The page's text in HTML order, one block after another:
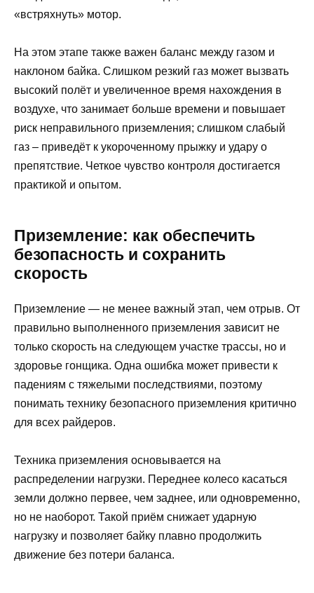
«встряхнуть» мотор.
На этом этапе также важен баланс между газом и
наклоном байка. Слишком резкий газ может вызвать
высокий полёт и увеличенное время нахождения в
воздухе, что занимает больше времени и повышает
риск неправильного приземления; слишком слабый
газ – приведёт к укороченному прыжку и удару о
препятствие. Четкое чувство контроля достигается
практикой и опытом.
Приземление: как обеспечить
безопасность и сохранить
скорость
Приземление — не менее важный этап, чем отрыв. От
правильно выполненного приземления зависит не
только скорость на следующем участке трассы, но и
здоровье гонщика. Одна ошибка может привести к
падениям с тяжелыми последствиями, поэтому
понимать технику безопасного приземления критично
для всех райдеров.
Техника приземления основывается на
распределении нагрузки. Переднее колесо касаться
земли должно первее, чем заднее, или одновременно,
но не наоборот. Такой приём снижает ударную
нагрузку и позволяет байку плавно продолжить
движение без потери баланса.